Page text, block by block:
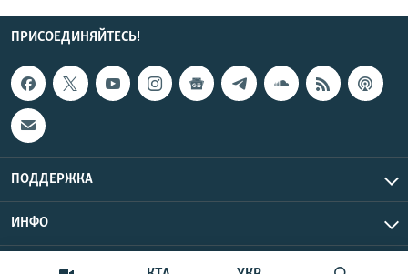
ПРИСОЕДИНЯЙТЕСЬ!
ПОДДЕРЖКА
ИНФО
Copyright Крым.Реалии, 2026 | Все права защищены.
UTC+3